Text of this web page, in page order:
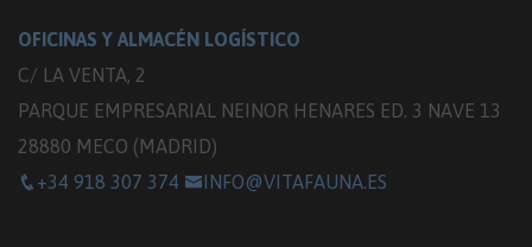
OFICINAS Y ALMACÉN LOGÍSTICO
C/ LA VENTA, 2
PARQUE EMPRESARIAL NEINOR HENARES ED. 3 NAVE 13
28880 MECO (MADRID)
+34 918 307 374
INFO@VITAFAUNA.ES